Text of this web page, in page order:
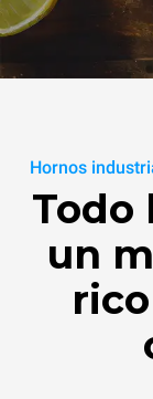
Hornos
Todo
un